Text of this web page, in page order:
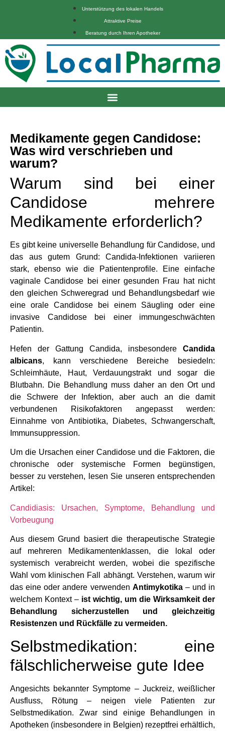
Unterstützung des lokalen Handels
Attraktive Preise
Beratung durch Ihren Apotheker
Medikamente gegen Candidose:
Was wird verschrieben und
warum?
Warum sind bei einer
Candidose mehrere
Medikamente erforderlich?
Es gibt keine universelle Behandlung für Candidose, und
das aus gutem Grund: Candida-Infektionen variieren
stark, ebenso wie die Patientenprofile. Eine einfache
vaginale Candidose bei einer gesunden Frau hat nicht
den gleichen Schweregrad und Behandlungsbedarf wie
eine orale Candidose bei einem Säugling oder eine
invasive Candidose bei einer immungeschwächten
Patientin.
Hefen der Gattung Candida, insbesondere Candida
albicans, kann verschiedene Bereiche besiedeln:
Schleimhäute, Haut, Verdauungstrakt und sogar die
Blutbahn. Die Behandlung muss daher an den Ort und
die Schwere der Infektion, aber auch an die damit
verbundenen Risikofaktoren angepasst werden:
Einnahme von Antibiotika, Diabetes, Schwangerschaft,
Immunsuppression.
Um die Ursachen einer Candidose und die Faktoren, die
chronische oder systemische Formen begünstigen,
besser zu verstehen, lesen Sie unseren entsprechenden
Artikel:
Candidiasis: Ursachen, Symptome, Behandlung und
Vorbeugung
Aus diesem Grund basiert die therapeutische Strategie
auf mehreren Medikamentenklassen, die lokal oder
systemisch verabreicht werden, wobei die spezifische
Wahl vom klinischen Fall abhängt. Verstehen, warum wir
das eine oder andere verwenden Antimykotika– und in
welchem Kontext – ist wichtig, um die Wirksamkeit der
Behandlung sicherzustellen und gleichzeitig
Resistenzen und Rückfälle zu vermeiden.
Selbstmedikation: eine
fälschlicherweise gute Idee
Angesichts bekannter Symptome – Juckreiz, weißlicher
Ausfluss, Rötung – neigen viele Patienten zur
Selbstmedikation. Zwar sind einige Behandlungen in
Apotheken (insbesondere in Belgien) rezeptfrei erhältlich,